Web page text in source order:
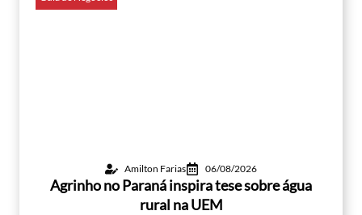
Amilton Farias 06/08/2026
Agrinho no Paraná inspira tese sobre água
rural na UEM